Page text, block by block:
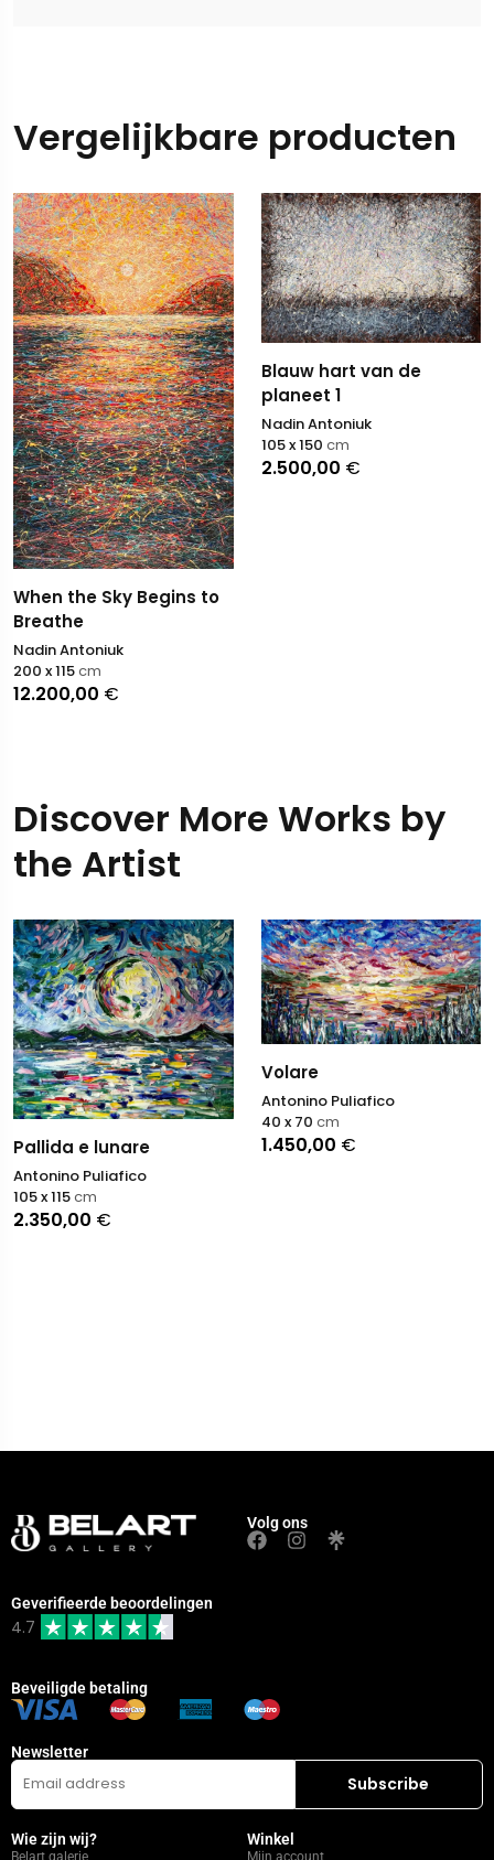
Vergelijkbare producten
When the Sky Begins to
Breathe
Nadin Antoniuk
12.200,00 €
200 x 115cm
Blauw hart van de
planeet 1
Nadin Antoniuk
2.500,00 €
105 x 150 cm
Discover More Works by
the Artist
Pallida e lunare
Antonino Puliafico
2.350,00 €
105 x 115cm
Volare
Antonino Puliafico
1.450,00 €
40 x 70 cm
Volg ons
Geverifieerde beoordelingen
4.7
Beveiligde betaling
Newsletter
Wie zijn wij?
Belart galerie
Winkel
Mijn account